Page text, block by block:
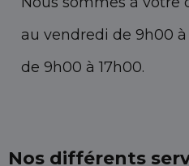
au vendredi de 9h00
de 9h00 à 17h00.
Nos différents